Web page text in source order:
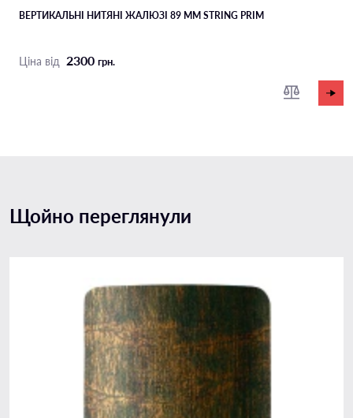
ВЕРТИКАЛЬНІ НИТЯНІ ЖАЛЮЗІ 89 ММ STRING PRIM
Ціна від 2300 грн.
Щойно переглянули